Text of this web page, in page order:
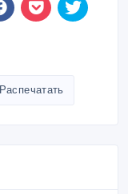
Распечатать